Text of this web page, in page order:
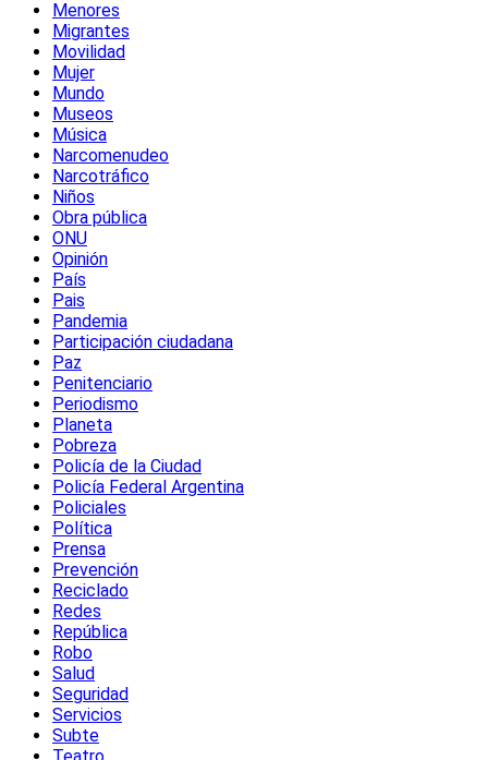
Menores
Migrantes
Movilidad
Mujer
Mundo
Museos
Música
Narcomenudeo
Narcotráfico
Niños
Obra pública
ONU
Opinión
País
Pais
Pandemia
Participación ciudadana
Paz
Penitenciario
Periodismo
Planeta
Pobreza
Policía de la Ciudad
Policía Federal Argentina
Policiales
Política
Prensa
Prevención
Reciclado
Redes
República
Robo
Salud
Seguridad
Servicios
Subte
Teatro